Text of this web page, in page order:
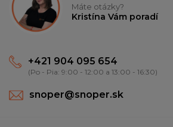
Máte otázky?
Kristína Vám poradí
+421 904 095 654
(Po - Pia: 9:00 - 12:00 a 13:00 - 16:30)
snoper@snoper.sk